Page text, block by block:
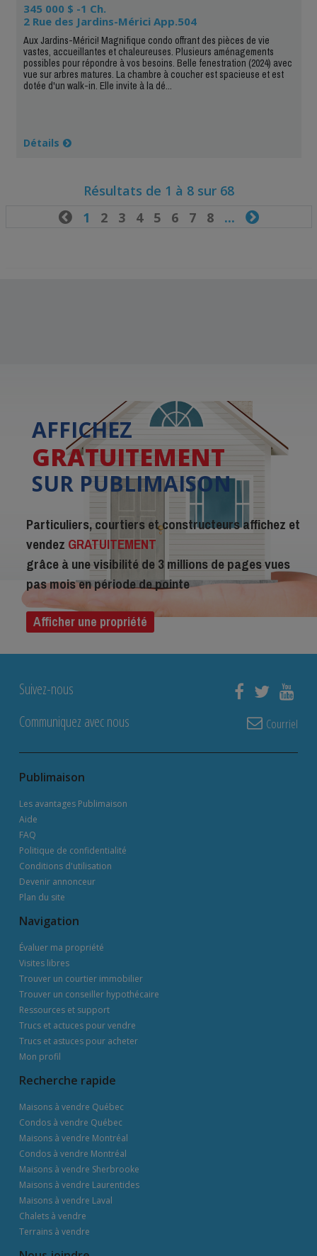
345 000 $ -1 Ch.
2 Rue des Jardins-Mérici App.504
Aux Jardins-Mérici! Magnifique condo offrant des pièces de vie
vastes, accueillantes et chaleureuses. Plusieurs aménagements
possibles pour répondre à vos besoins. Belle fenestration (2024) avec
vue sur arbres matures. La chambre à coucher est spacieuse et est
dotée d'un walk-in. Elle invite à la dé...
Détails
Résultats de 1 à 8 sur 68
1 2 3 4 5 6 7 8... 
AFFICHEZ
GRATUITEMENT
SUR PUBLIMAISON
Particuliers, courtiers et constructeurs affichez et
vendez GRATUITEMENT
grâce à une visibilité de 3 millions de pages vues
pas mois en période de pointe
Afficher une propriété
Suivez-nous
Communiquez avec nous
Courriel
Publimaison
Les avantages Publimaison
Aide
FAQ
Politique de confidentialité
Conditions d'utilisation
Devenir annonceur
Plan du site
Navigation
Évaluer ma propriété
Visites libres
Trouver un courtier immobilier
Trouver un conseiller hypothécaire
Ressources et support
Trucs et actuces pour vendre
Trucs et astuces pour acheter
Mon profil
Recherche rapide
Maisons à vendre Québec
Condos à vendre Québec
Maisons à vendre Montréal
Condos à vendre Montréal
Maisons à vendre Sherbrooke
Maisons à vendre Laurentides
Maisons à vendre Laval
Chalets à vendre
Terrains à vendre